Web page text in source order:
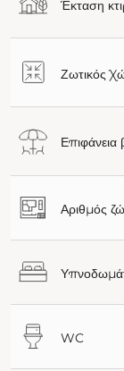
Έκταση
Ζωτικός
Επιφάνεια
Αριθμός
WC